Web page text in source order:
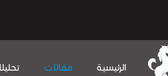
الرئيسية مقالات